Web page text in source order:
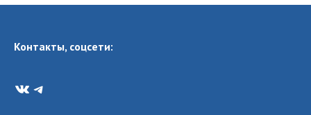
Контакты, соцсети:
VKTelegram